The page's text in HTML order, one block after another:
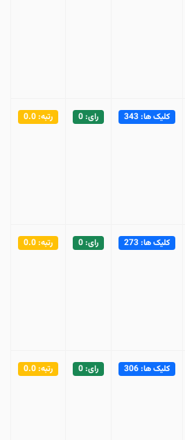
کلیک ها: 343 رای: 0 رتبه: 0.0
کلیک ها: 273 رای: 0 رتبه: 0.0
کلیک ها: 306 رای: 0 رتبه: 0.0